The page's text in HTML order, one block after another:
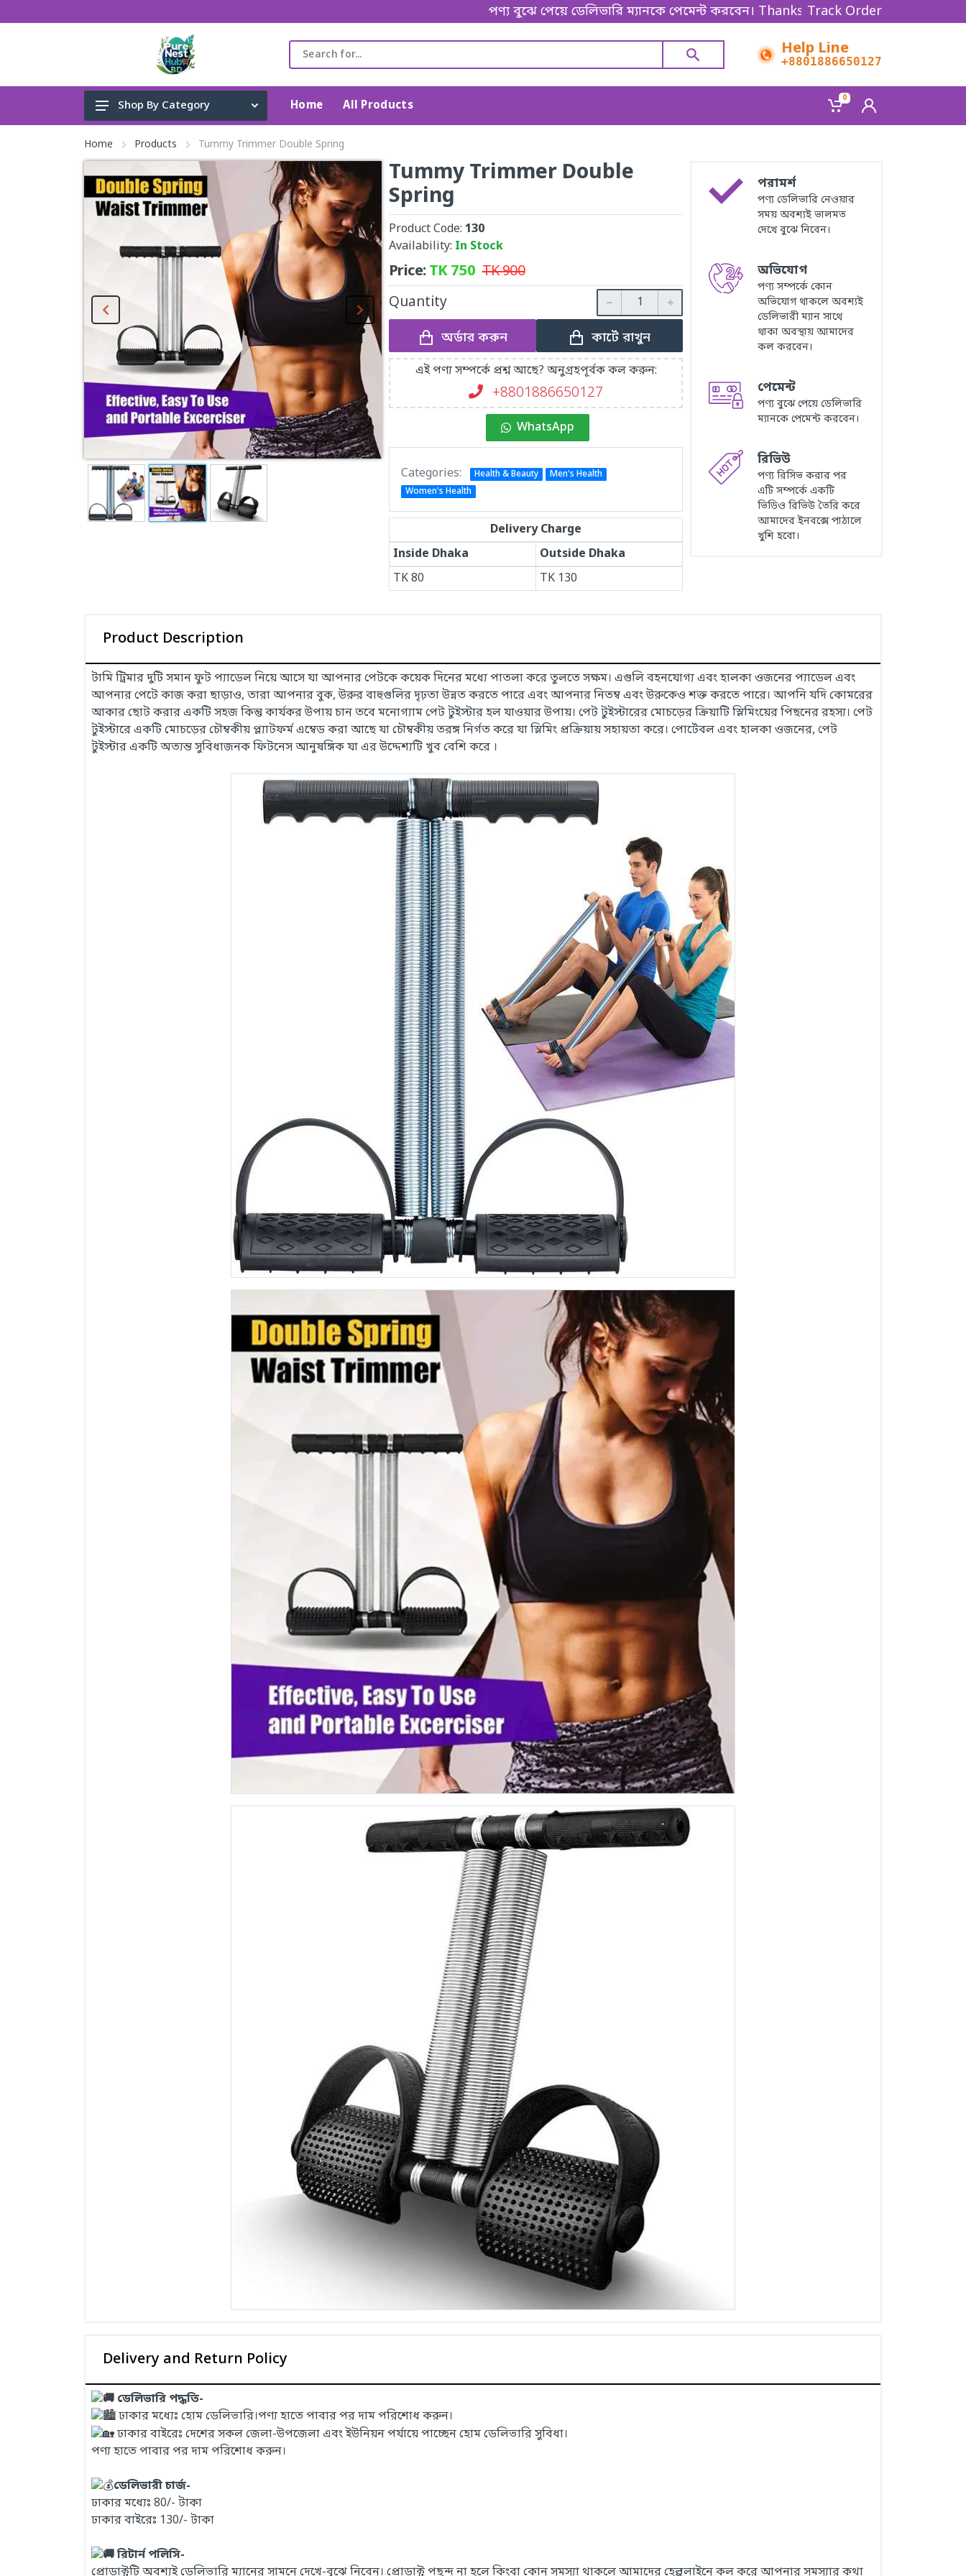
পণ্য বুঝে পেয়ে ডেলিভারি ম্যানকে পেমেন্ট করবেন। Thanks for shopping!Track Order
Help Line
+8801886650127
Gadget & Electronics
Cleaning Supplies
Toys, Kids & Baby
Accessories
Fashion & Lifestyle
Health & Beauty
View All Categories
Shop By Category Home All Products
0
Home Products Tummy Trimmer Double Spring
Tummy Trimmer Double
Spring
Product Code: 130
Availability: In Stock
Price:TK750 TK900
Quantity
অর্ডার করুন কার্টে রাখুন
এই পণ্য সম্পর্কে প্রশ্ন আছে? অনুগ্রহপূর্বক কল করুন:
+8801886650127
WhatsApp
Categories: Health & Beauty
Men's Health
Women's Health
Delivery Charge
Inside Dhaka
Outside Dhaka
TK80 TK 130
পরামর্শ
পণ্য ডেলিভারি নেওয়ার
সময় অবশ্যই ভালমত
দেখে বুঝে নিবেন।
অভিযোগ
পণ্য সম্পর্কে কোন
অভিযোগ থাকলে অবশ্যই
ডেলিভারী ম্যান সাথে
থাকা অবস্থায় আমাদের
কল করবেন।
পেমেন্ট
পণ্য বুঝে পেয়ে ডেলিভারি
ম্যানকে পেমেন্ট করবেন।
রিভিউ
পণ্য রিসিভ করার পর
এটি সম্পর্কে একটি
ভিডিও রিভিউ তৈরি করে
আমাদের ইনবক্সে পাঠালে
খুশি হবো।
Product Description
টামি ট্রিমার দুটি সমান ফুট প্যাডেল নিয়ে আসে যা আপনার পেটকে কয়েক দিনের মধ্যে পাতলা করে তুলতে সক্ষম। এগুলি বহনযোগ্য এবং হালকা ওজনের প্যাডেল এবং
আপনার পেটে কাজ করা ছাড়াও, তারা আপনার বুক, উরুর বাহুগুলির দৃঢ়তা উন্নত করতে পারে এবং আপনার নিতম্ব এবং উরুকেও শক্ত করতে পারে। আপনি যদি কোমরের
আকার ছোট করার একটি সহজ কিন্তু কার্যকর উপায় চান তবে মনোগ্যাম পেট টুইস্টার হল যাওয়ার উপায়। পেট টুইস্টারের মোচড়ের ক্রিয়াটি স্লিমিংয়ের পিছনের রহস্য। পেট
টুইস্টারে একটি মোচড়ের চৌম্বকীয় প্ল্যাটফর্ম এম্বেড করা আছে যা চৌম্বকীয় তরঙ্গ নির্গত করে যা স্লিমিং প্রক্রিয়ায় সহায়তা করে। পোর্টেবল এবং হালকা ওজনের, পেট
টুইস্টার একটি অত্যন্ত সুবিধাজনক ফিটনেস আনুষঙ্গিক যা এর উদ্দেশ্যটি খুব বেশি করে ।
Delivery and Return Policy
ডেলিভারি পদ্ধতি-
ঢাকার মধ্যেঃ হোম ডেলিভারি।পণ্য হাতে পাবার পর দাম পরিশোধ করুন।
ঢাকার বাইরেঃ দেশের সকল জেলা-উপজেলা এবং ইউনিয়ন পর্যায়ে পাচ্ছেন হোম ডেলিভারি সুবিধা।
পণ্য হাতে পাবার পর দাম পরিশোধ করুন।
ডেলিভারী চার্জ-
ঢাকার মধ্যেঃ 80/- টাকা
ঢাকার বাইরেঃ 130/- টাকা
রিটার্ন পলিসি-
প্রোডাক্টটি অবশ্যই ডেলিভারি ম্যানের সামনে দেখে-বুঝে নিবেন। প্রোডাক্ট পছন্দ না হলে কিংবা কোন সমস্যা থাকলে আমাদের হেল্পলাইনে কল করে আপনার সমস্যার কথা